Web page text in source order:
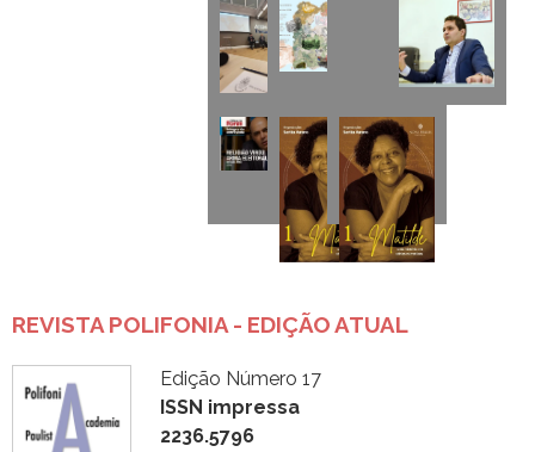
REVISTA POLIFONIA - EDIÇÃO ATUAL
Edição Número 17
ISSN impressa
2236.5796